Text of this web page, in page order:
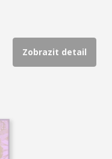
Zobrazit detail